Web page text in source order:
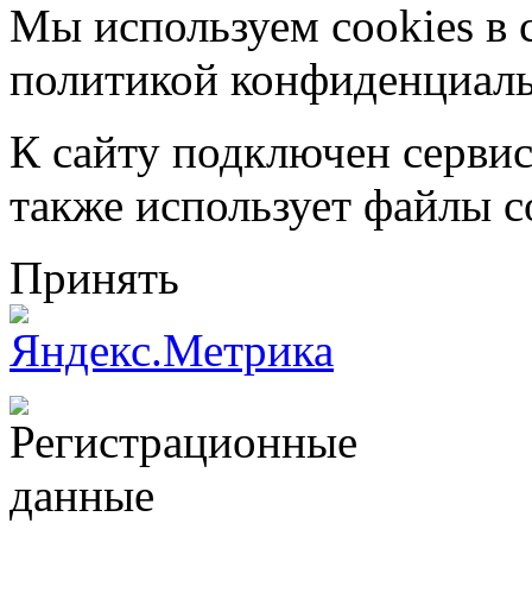
Мы используем cookies в
политикой
К сайту подключен
также использует файлы
Принять